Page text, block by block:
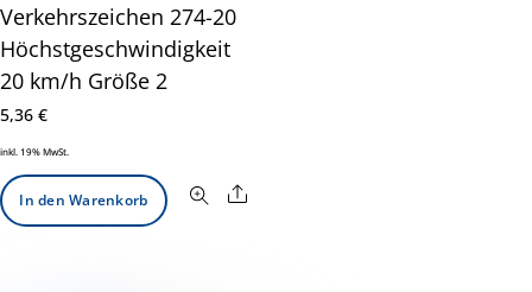
Verkehrszeichen 274-20
Höchstgeschwindigkeit
20 km/h Größe 2
5,36 €
inkl. 19% MwSt.
In den Warenkorb Share